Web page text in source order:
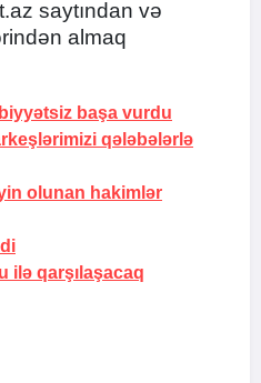
saytından və
almaq
başa vurdu
qələbələrlə
olunan hakimlər
ilə qarşılaşacaq